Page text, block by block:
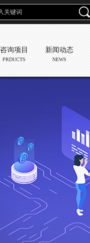
咨询项目
PRDUCTS
新闻动态
NEWS